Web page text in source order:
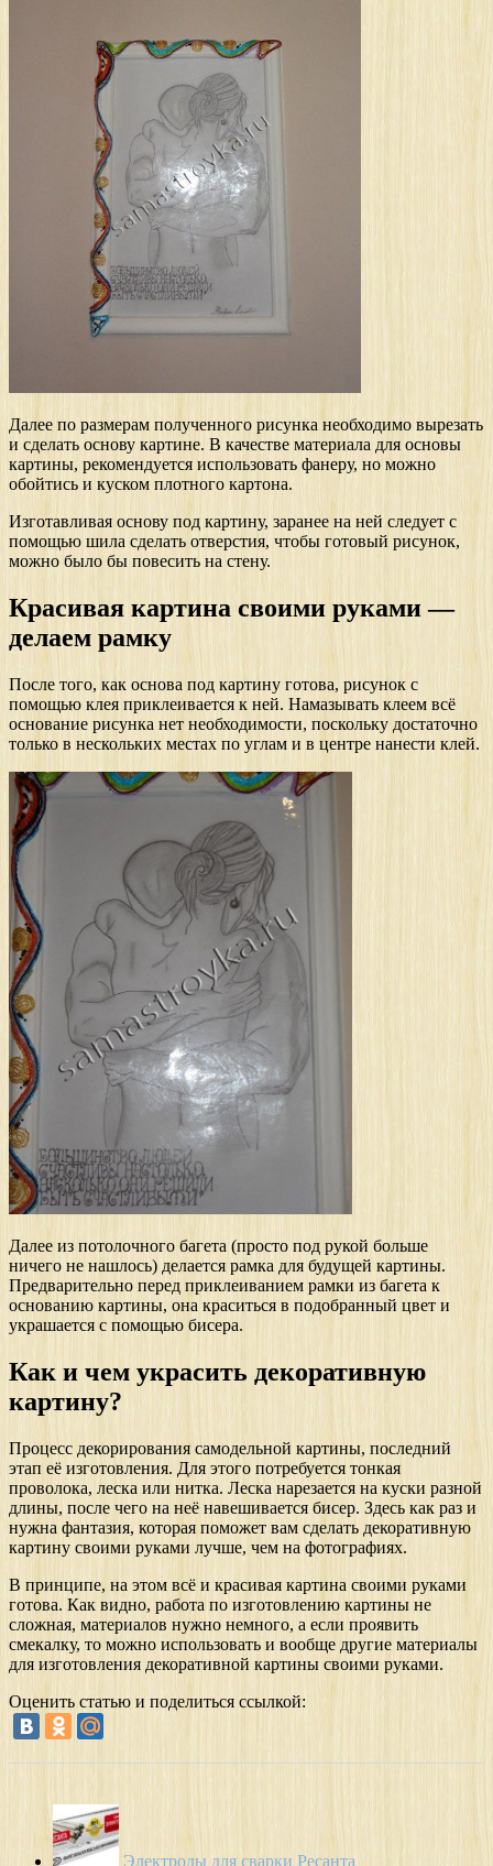
Далее по размерам полученного рисунка необходимо вырезать
и сделать основу картине. В качестве материала для основы
картины, рекомендуется использовать фанеру, но можно
обойтись и куском плотного картона.
Изготавливая основу под картину, заранее на ней следует с
помощью шила сделать отверстия, чтобы готовый рисунок,
можно было бы повесить на стену.
Красивая картина своими руками —
делаем рамку
После того, как основа под картину готова, рисунок с
помощью клея приклеивается к ней. Намазывать клеем всё
основание рисунка нет необходимости, поскольку достаточно
только в нескольких местах по углам и в центре нанести клей.
Далее из потолочного багета (просто под рукой больше
ничего не нашлось) делается рамка для будущей картины.
Предварительно перед приклеиванием рамки из багета к
основанию картины, она краситься в подобранный цвет и
украшается с помощью бисера.
Как и чем украсить декоративную
картину?
Процесс декорирования самодельной картины, последний
этап её изготовления. Для этого потребуется тонкая
проволока, леска или нитка. Леска нарезается на куски разной
длины, после чего на неё навешивается бисер. Здесь как раз и
нужна фантазия, которая поможет вам сделать декоративную
картину своими руками лучше, чем на фотографиях.
В принципе, на этом всё и красивая картина своими руками
готова. Как видно, работа по изготовлению картины не
сложная, материалов нужно немного, а если проявить
смекалку, то можно использовать и вообще другие материалы
для изготовления декоративной картины своими руками.
Оценить статью и поделиться ссылкой:
Электроды для сварки Ресанта